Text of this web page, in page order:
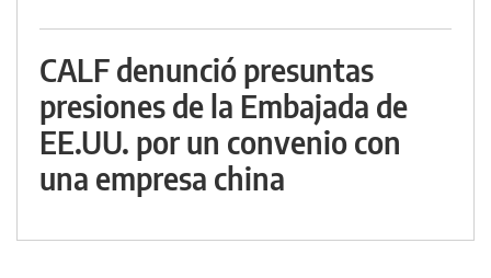
CALF denunció presuntas
presiones de la Embajada de
EE.UU. por un convenio con
una empresa china